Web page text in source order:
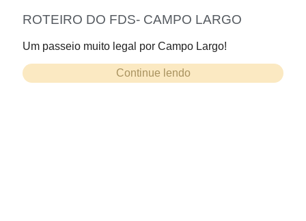
ROTEIRO DO FDS- CAMPO LARGO
Um passeio muito legal por Campo Largo!
Continue lendo